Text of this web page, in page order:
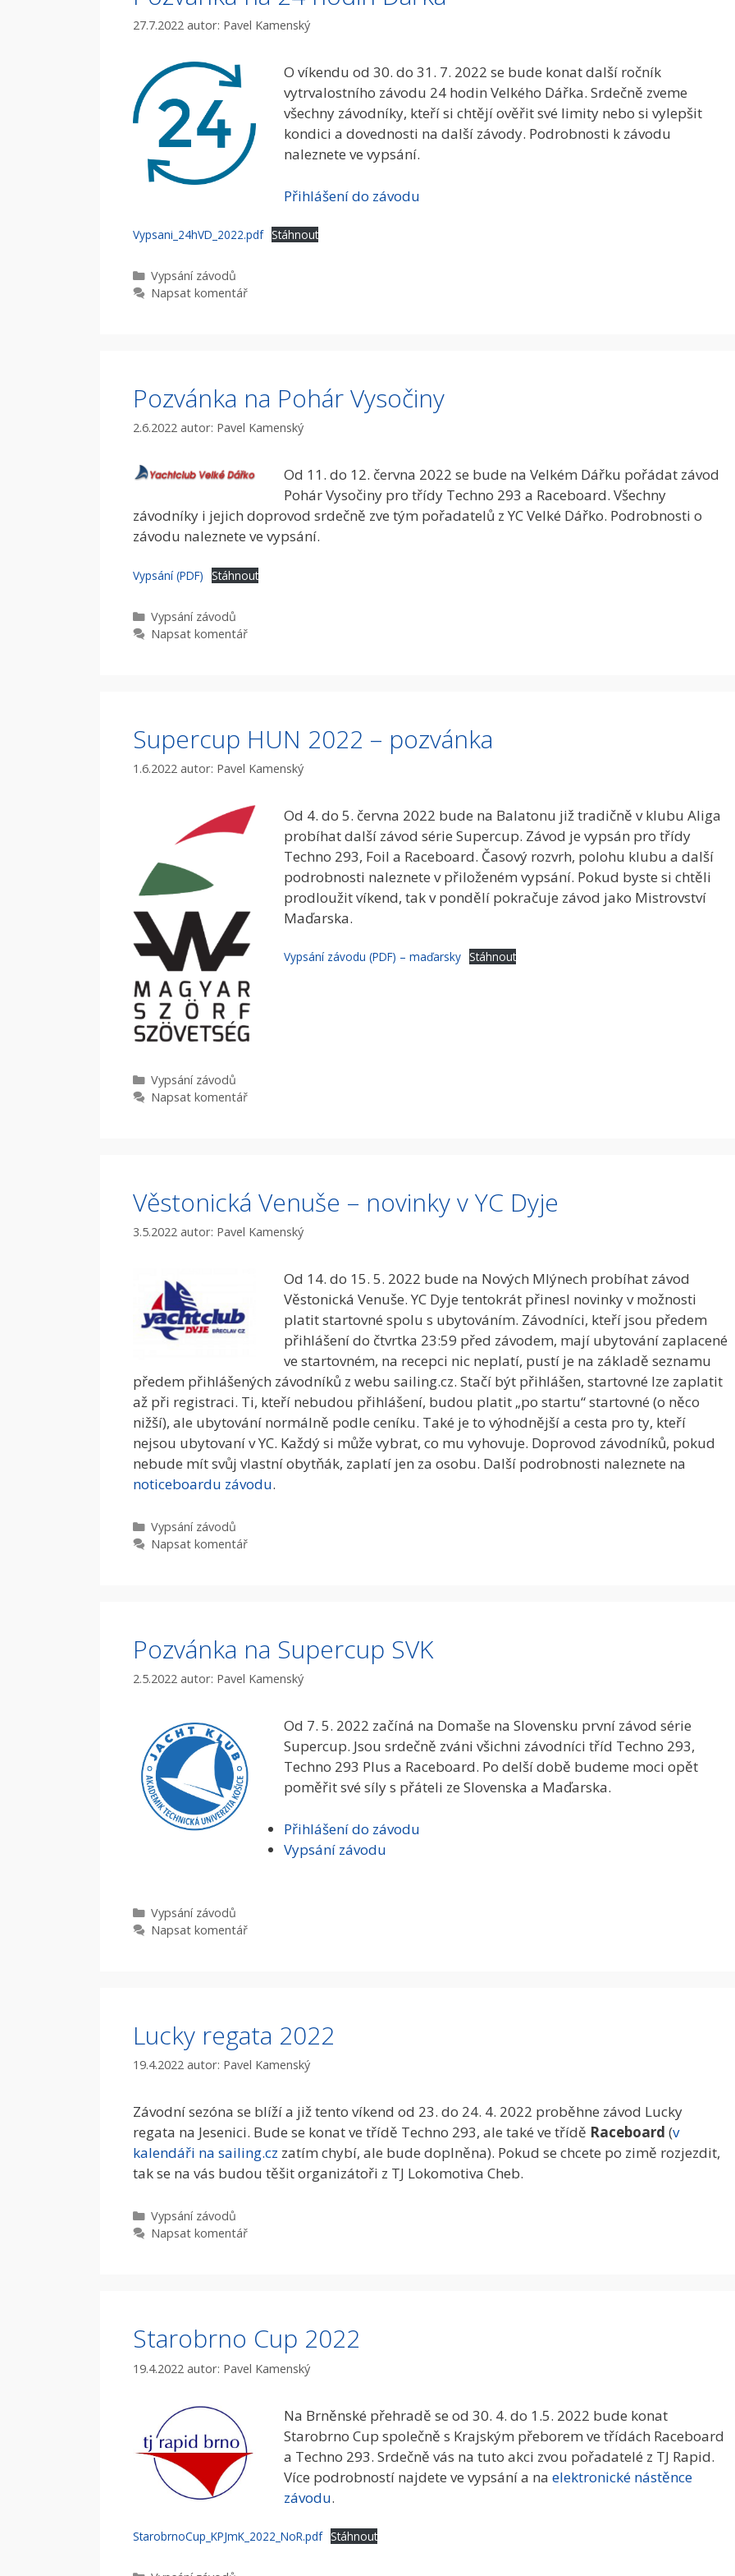
27.7.2022 autor: Pavel Kamenský
O víkendu od 30. do 31. 7. 2022 se bude konat další ročník
vytrvalostního závodu 24 hodin Velkého Dářka. Srdečně zveme
všechny závodníky, kteří si chtějí ověřit své limity nebo si vylepšit
kondici a dovednosti na další závody. Podrobnosti k závodu
naleznete ve vypsání.
Přihlášení do závodu
Vypsani_24hVD_2022.pdf Stáhnout
Rubriky
Vypsání­ závodů
Napsat komentář
Pozvánka na Pohár Vysočiny
2.6.2022 autor: Pavel Kamenský
Od 11. do 12. června 2022 se bude na Velkém Dářku pořádat závod
Pohár Vysočiny pro třídy Techno 293 a Raceboard. Všechny
závodníky i jejich doprovod srdečně zve tým pořadatelů z YC Velké Dářko. Podrobnosti o
závodu naleznete ve vypsání.
Vypsání (PDF) Stáhnout
Rubriky
Vypsání­ závodů
Napsat komentář
Supercup HUN 2022 – pozvánka
1.6.2022 autor: Pavel Kamenský
Od 4. do 5. června 2022 bude na Balatonu již tradičně v klubu Aliga
probíhat další závod série Supercup. Závod je vypsán pro třídy
Techno 293, Foil a Raceboard. Časový rozvrh, polohu klubu a další
podrobnosti naleznete v přiloženém vypsání. Pokud byste si chtěli
prodloužit víkend, tak v pondělí pokračuje závod jako Mistrovství
Maďarska.
Vypsání závodu (PDF) – maďarsky Stáhnout
Rubriky
Vypsání­ závodů
Napsat komentář
Věstonická Venuše – novinky v YC Dyje
3.5.2022 autor: Pavel Kamenský
Od 14. do 15. 5. 2022 bude na Nových Mlýnech probíhat závod
Věstonická Venuše. YC Dyje tentokrát přinesl novinky v možnosti
platit startovné spolu s ubytováním. Závodníci, kteří jsou předem
přihlášení do čtvrtka 23:59 před závodem, mají ubytování zaplacené
ve startovném, na recepci nic neplatí, pustí je na základě seznamu
předem přihlášených závodníků z webu sailing.cz. Stačí být přihlášen, startovné lze zaplatit
až při registraci. Ti, kteří nebudou přihlášení, budou platit „po startu“ startovné (o něco
nižší), ale ubytování normálně podle ceníku. Také je to výhodnější a cesta pro ty, kteří
nejsou ubytovaní v YC. Každý si může vybrat, co mu vyhovuje. Doprovod závodníků, pokud
nebude mít svůj vlastní obytňák, zaplatí jen za osobu. Další podrobnosti naleznete na
noticeboardu závodu.
Rubriky
Vypsání­ závodů
Napsat komentář
Pozvánka na Supercup SVK
2.5.2022 autor: Pavel Kamenský
Od 7. 5. 2022 začíná na Domaše na Slovensku první závod série
Supercup. Jsou srdečně zváni všichni závodníci tříd Techno 293,
Techno 293 Plus a Raceboard. Po delší době budeme moci opět
poměřit své síly s přáteli ze Slovenska a Maďarska.
Přihlášení do závodu
Vypsání závodu
Rubriky
Vypsání­ závodů
Napsat komentář
Lucky regata 2022
19.4.2022 autor: Pavel Kamenský
Závodní sezóna se blíží a již tento víkend od 23. do 24. 4. 2022 proběhne závod Lucky
regata na Jesenici. Bude se konat ve třídě Techno 293, ale také ve třídě Raceboard (v
kalendáři na sailing.cz zatím chybí, ale bude doplněna). Pokud se chcete po zimě rozjezdit,
tak se na vás budou těšit organizátoři z TJ Lokomotiva Cheb.
Rubriky
Vypsání­ závodů
Napsat komentář
Starobrno Cup 2022
19.4.2022 autor: Pavel Kamenský
Na Brněnské přehradě se od 30. 4. do 1.5. 2022 bude konat
Starobrno Cup společně s Krajským přeborem ve třídách Raceboard
a Techno 293. Srdečně vás na tuto akci zvou pořadatelé z TJ Rapid.
Více podrobností najdete ve vypsání a na elektronické nástěnce
závodu.
StarobrnoCup_KPJmK_2022_NoR.pdf Stáhnout